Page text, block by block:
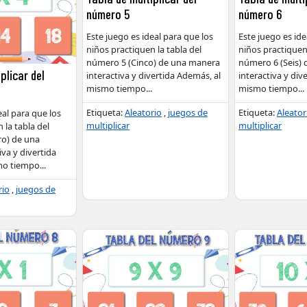
del
para que los
la tabla del
de una
y divertida
tiempo...
, juegos de
número 5
Este juego es ideal para que los
niños practiquen la tabla del
número 5 (Cinco) de una manera
interactiva y divertida Además, al
mismo tiempo...
Etiqueta:Aleatorio , juegos de
multiplicar
número 6
Este juego es
niños
número 6 (Seis)
interactiva y
mismo tiempo...
Etiqueta:
multiplicar